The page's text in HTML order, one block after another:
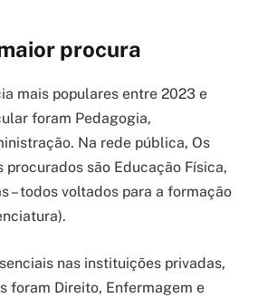
procura
mais populares entre 2023 e
foram Pedagogia,
Na rede pública, Os
procurados são Educação Física,
– todos voltados para a formação
nas instituições privadas,
foram Direito, Enfermagem e